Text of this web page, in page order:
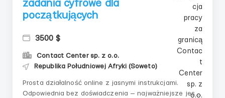
zadania cyfrowe dla
początkujących
3500 $
Contact Center sp. z o.o.
Republika Południowej Afryki (Soweto)
Prosta działalność online z jasnymi instrukcjami.
Odpowiednia bez doświadczenia — najważniejsze jest